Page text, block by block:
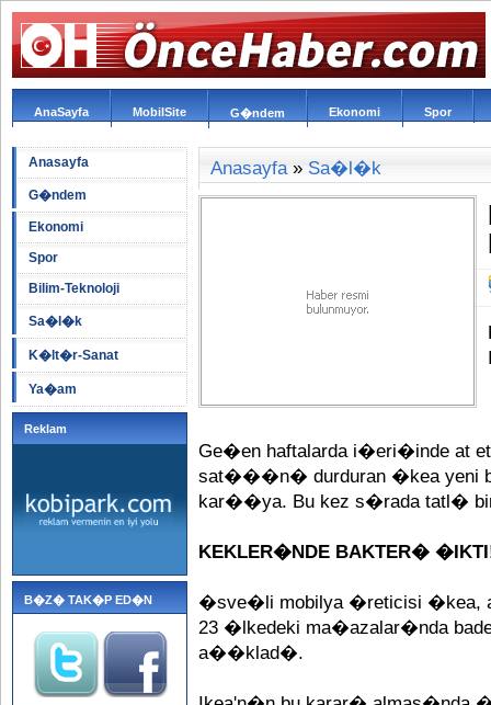
AnaSayfa MobilSite G�ndem Ekonomi Spor
Anasayfa
G�ndem
Ekonomi
Spor
Bilim-Teknoloji
Sa�l�k
K�lt�r-Sanat
Ya�am
Reklam
B�Z� TAK�P ED�N
Anasayfa» Sa�l�k
Ge�en haftalarda i�eri�inde at
sat���n� durduran �kea yeni
kar��ya. Bu kez s�rada tatl�
KEKLER�NDE BAKTER�
�sve�li mobilya �reticisi �kea,
23 �lkedeki ma�azalar�nda
a��klad�.